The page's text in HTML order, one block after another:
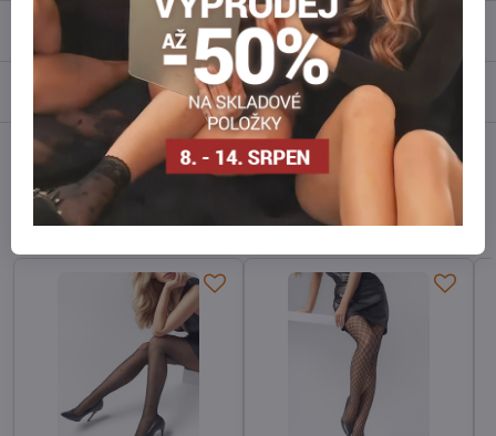
Recenze
Diskuse 0
FacebookTwitterBlueskyPinterestReddit LinkedIn WhatsApp
Alternativní produkty